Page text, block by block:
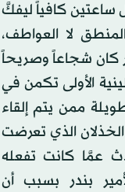
ساعتين كافياً ليفكَّ
لا العواطف،
كان شجاعاً وصريحاً
الأولى تكمن في
ممن يتم إلقاء
الذي تعرضت
عمَّا كانت تفعله
بندر بسبب أن